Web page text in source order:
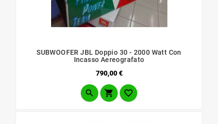
SUBWOOFER JBL Doppio 30 - 2000 Watt Con
Incasso Aereografato
790,00 €Prezzo
  